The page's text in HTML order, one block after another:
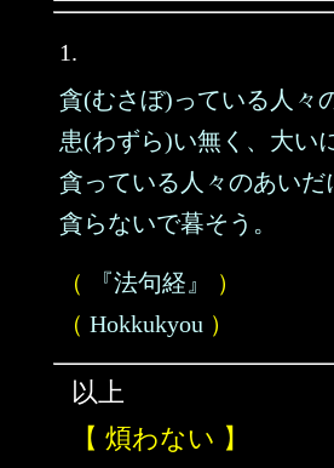
1.
貪(むさぼ)っている人々
患(わずら)い無く、大い
貪っている人々のあいだ
貪らないで暮そう。
（ 『法句経』
）
（ Hokkukyou ）
以上
【 煩わない 】